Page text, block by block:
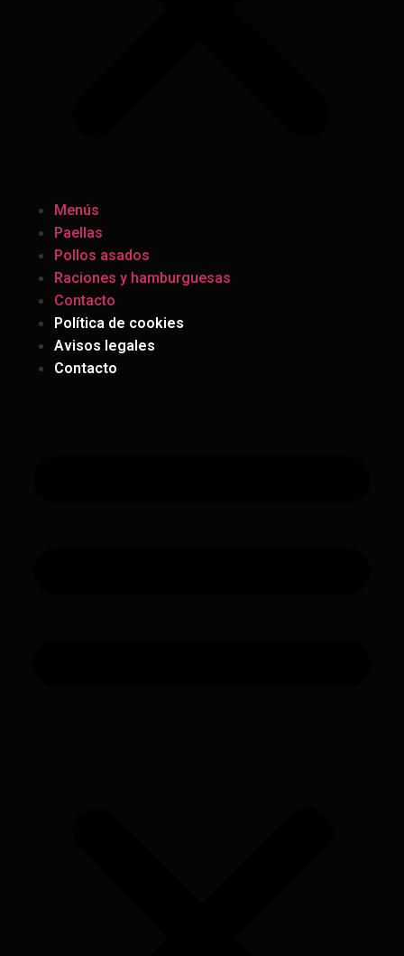
Menús
Paellas
Pollos asados
Raciones y hamburguesas
Contacto
Política de cookies
Avisos legales
Contacto